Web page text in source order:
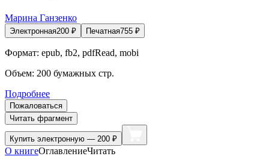
Марина Ганзенко
Электронная200 ₽ Печатная755 ₽
Формат: epub, fb2, pdfRead, mobi
Объем: 200 бумажных стр.
Подробнее
Пожаловаться
Читать фрагмент
Купить электронную — 200 ₽
О книгеОглавлениеЧитать